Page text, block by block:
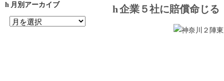
企業５社に賠償命じる
月別アーカイブ